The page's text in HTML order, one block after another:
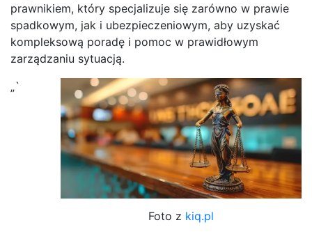
prawnikiem, który specjalizuje się zarówno w prawie
spadkowym, jak i ubezpieczeniowym, aby uzyskać
kompleksową poradę i pomoc w prawidłowym
zarządzaniu sytuacją.
Foto z kiq.pl
„`